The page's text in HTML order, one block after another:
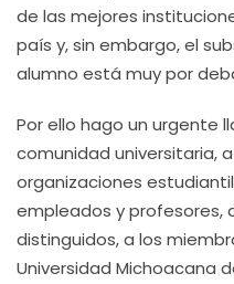
de las mejores
país y, sin embargo, el
alumno está muy por
Por ello hago un urgente
comunidad universitaria,
organizaciones
empleados y profesores,
distinguidos, a los
Universidad Michoacana